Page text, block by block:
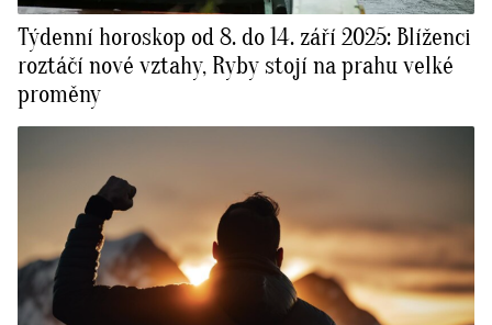
Týdenní horoskop od 8. do 14. září 2025: Blíženci
roztáčí nové vztahy, Ryby stojí na prahu velké
proměny